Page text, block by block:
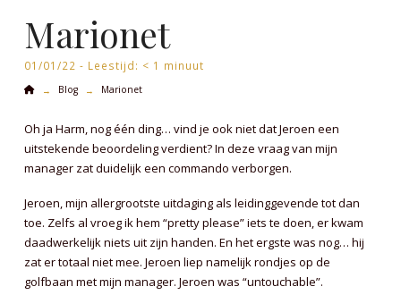
Marionet
01/01/22 - Leestijd: < 1 minuut
Home
→ Blog → Marionet
Oh ja Harm, nog één ding… vind je ook niet dat Jeroen een
uitstekende beoordeling verdient? In deze vraag van mijn
manager zat duidelijk een commando verborgen.
Jeroen, mijn allergrootste uitdaging als leidinggevende tot dan
toe. Zelfs al vroeg ik hem “pretty please” iets te doen, er kwam
daadwerkelijk niets uit zijn handen. En het ergste was nog… hij
zat er totaal niet mee. Jeroen liep namelijk rondjes op de
golfbaan met mijn manager. Jeroen was “untouchable”.